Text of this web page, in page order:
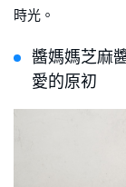
時光。
醬媽媽芝麻
愛的原初